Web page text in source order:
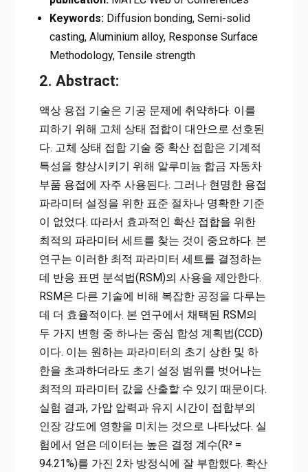
Keywords:Diffusion bonding, Semi-solid
casting, Aluminium alloy, Response Surface
Methodology, Tensile strength
2. Abstract:
액상 용접 기술은 기공 문제에 취약하다. 이를
피하기 위해 고체 상태 접합이 대안으로 선호된
다. 고체 상태 접합 기술 중 확산 접합은 기계적
특성을 향상시키기 위해 알루미늄 합금 자동차
부품 용접에 자주 사용된다. 그러나 현명한 용접
파라미터 설정을 위한 표준 절차나 명확한 기준
이 없었다. 따라서 효과적인 확산 접합을 위한
최적의 파라미터 세트를 찾는 것이 중요하다. 본
연구는 이러한 최적 파라미터 세트를 결정하는
데 반응 표면 분석법(RSM)의 사용을 제안한다.
RSM은 다른 기술에 비해 복잡한 공정을 다루는
데 더 효율적이다. 본 연구에서 채택된 RSM의
두 가지 변형 중 하나는 중심 합성 계획법(CCD)
이다. 이는 원하는 파라미터의 초기 상한 및 하
한을 초과하더라도 초기 설정 범위를 벗어나는
최적의 파라미터 값을 산출할 수 있기 때문이다.
실험 결과, 가압 압력과 유지 시간이 접합부의
인장 강도에 영향을 미치는 것으로 나타났다. 실
험에서 얻은 데이터는 높은 결정 계수(R² =
94.21%)를 가진 2차 방정식에 잘 부합했다. 확산